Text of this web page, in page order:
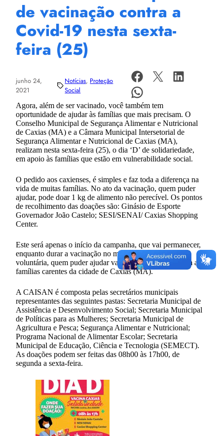
de vacinação contra a
Covid-19 nesta sexta-
feira (25)
junho 24,
2021
Notícias, Proteção
Social
Agora, além de ser vacinado, você também tem
oportunidade de ajudar às famílias que mais precisam. O
Conselho Municipal de Segurança Alimentar e Nutricional
de Caxias (MA) e a Câmara Municipal Intersetorial de
Segurança Alimentar e Nutricional de Caxias (MA),
realizam nesta sexta-feira (25), o dia ‘D’ de solidariedade,
em apoio às famílias que estão em vulnerabilidade social.
O pedido aos caxienses, é simples e faz toda a diferença na
vida de muitas famílias. No ato da vacinação, quem puder
ajudar, pode doar 1 kg de alimento não perecível. Os pontos
de recolhimento das doações são: Ginásio de Esporte
Governador João Castelo; SESI/SENAI/ Caxias Shopping
Center.
Este será apenas o início da campanha, que vai permanecer,
enquanto durar a vacinação no município. A doação é
voluntária, quem puder ajudar vai estar colaborando com as
famílias carentes da cidade de Caxias (MA).
A CAISAN é composta pelas secretários municipais
representantes das seguintes pastas: Secretaria Municipal de
Assistência e Desenvolvimento Social; Secretaria Municipal
de Políticas para as Mulheres; Secretaria Municipal de
Agricultura e Pesca; Segurança Alimentar e Nutricional;
Programa Nacional de Alimentar Escolar; Secretaria
Municipal de Educação, Ciência e Tecnologia (SEMECT).
As doações podem ser feitas das 08h00 às 17h00, de
segunda a sexta-feira.